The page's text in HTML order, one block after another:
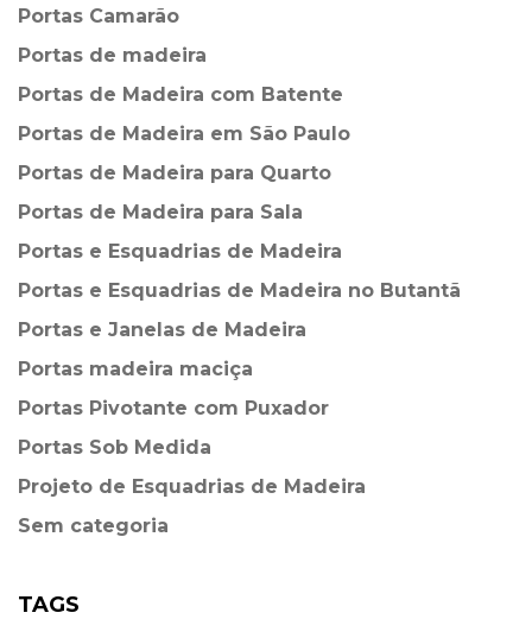
Portas Camarão
Portas de madeira
Portas de Madeira com Batente
Portas de Madeira em São Paulo
Portas de Madeira para Quarto
Portas de Madeira para Sala
Portas e Esquadrias de Madeira
Portas e Esquadrias de Madeira no Butantã
Portas e Janelas de Madeira
Portas madeira maciça
Portas Pivotante com Puxador
Portas Sob Medida
Projeto de Esquadrias de Madeira
Sem categoria
TAGS